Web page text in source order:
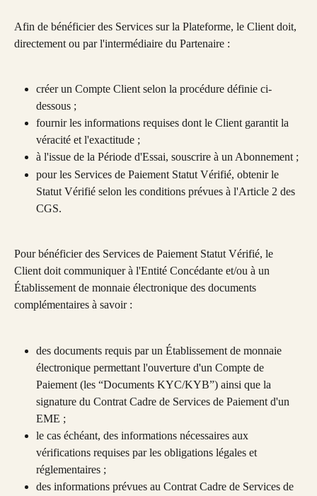
Afin de bénéficier des Services sur la Plateforme, le Client doit,
directement ou par l'intermédiaire du Partenaire :
créer un Compte Client selon la procédure définie ci-
dessous ;
fournir les informations requises dont le Client garantit la
véracité et l'exactitude ;
à l'issue de la Période d'Essai, souscrire à un Abonnement ;
pour les Services de Paiement Statut Vérifié, obtenir le
Statut Vérifié selon les conditions prévues à l'Article 2 des
CGS.
Pour bénéficier des Services de Paiement Statut Vérifié, le
Client doit communiquer à l'Entité Concédante et/ou à un
Établissement de monnaie électronique des documents
complémentaires à savoir :
des documents requis par un Établissement de monnaie
électronique permettant l'ouverture d'un Compte de
Paiement (les “Documents KYC/KYB”) ainsi que la
signature du Contrat Cadre de Services de Paiement d'un
EME ;
le cas échéant, des informations nécessaires aux
vérifications requises par les obligations légales et
réglementaires ;
des informations prévues au Contrat Cadre de Services de